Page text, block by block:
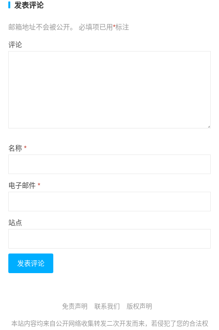
发表评论
邮箱地址不会被公开。 必填项已用*标注
评论
名称 *
电子邮件 *
站点
免责声明 联系我们 版权声明
本站内容均来自公开网络收集转发二次开发而来，若侵犯了您的合法权